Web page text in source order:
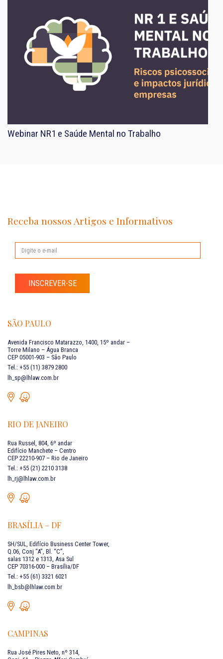
Webinar NR1 e Saúde Mental no Trabalho
Receba nossos Artigos e Informativos
INSCREVER-SE
SÃO PAULO
Avenida Francisco Matarazzo, 1400, 15º andar –
Torre Milano – Água Branca
CEP 05001-903 – São Paulo
Tel.: +55 (11) 3879 2800
lh_sp@lhlaw.com.br
RIO DE JANEIRO
Rua Russel, 804, 6º andar
Edifício Manchete – Centro
CEP 22210-907 – Rio de Janeiro
Tel.: +55 (21) 2210 3138
lh_rj@lhlaw.com.br
BRASÍLIA – DF
SH/SUL, Edifício Business Center Tower,
Q.06, Conj “A”, Bl. “C”,
salas 1312 e 1313, Asa Sul
CEP 70316-000 – Brasília/DF
Tel.: +55 (61) 3321 6021
lh_bsb@lhlaw.com.br
CAMPINAS
Rua José Pires Neto, nº 314,